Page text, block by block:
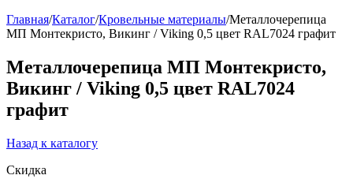
Главная/Каталог/Кровельные материалы/Металлочерепица
МП Монтекристо, Викинг / Viking 0,5 цвет RAL7024 графит
Металлочерепица МП Монтекристо,
Викинг / Viking 0,5 цвет RAL7024
графит
Назад к каталогу
Скидка